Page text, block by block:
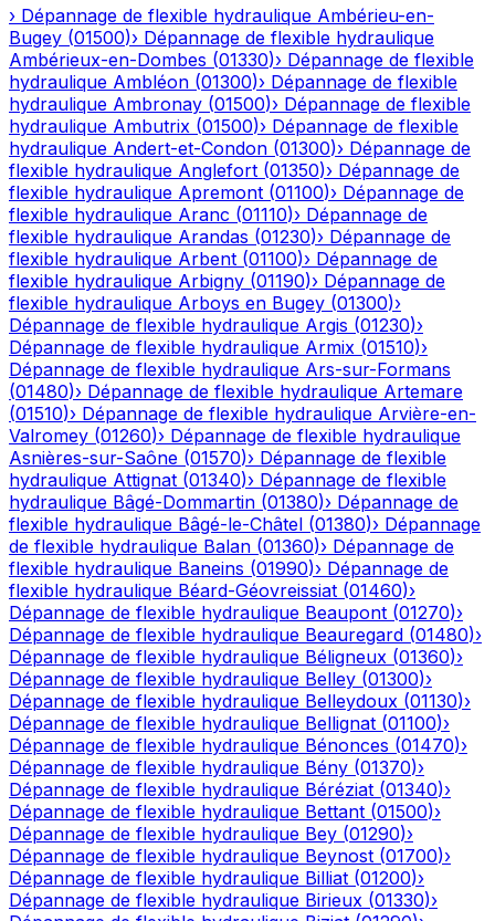
› Dépannage de flexible hydraulique Ambérieu-en-
Bugey (01500)› Dépannage de flexible hydraulique
Ambérieux-en-Dombes (01330)› Dépannage de flexible
hydraulique Ambléon (01300)› Dépannage de flexible
hydraulique Ambronay (01500)› Dépannage de flexible
hydraulique Ambutrix (01500)› Dépannage de flexible
hydraulique Andert-et-Condon (01300)› Dépannage de
flexible hydraulique Anglefort (01350)› Dépannage de
flexible hydraulique Apremont (01100)› Dépannage de
flexible hydraulique Aranc (01110)› Dépannage de
flexible hydraulique Arandas (01230)› Dépannage de
flexible hydraulique Arbent (01100)› Dépannage de
flexible hydraulique Arbigny (01190)› Dépannage de
flexible hydraulique Arboys en Bugey (01300)›
Dépannage de flexible hydraulique Argis (01230)›
Dépannage de flexible hydraulique Armix (01510)›
Dépannage de flexible hydraulique Ars-sur-Formans
(01480)› Dépannage de flexible hydraulique Artemare
(01510)› Dépannage de flexible hydraulique Arvière-en-
Valromey (01260)› Dépannage de flexible hydraulique
Asnières-sur-Saône (01570)› Dépannage de flexible
hydraulique Attignat (01340)› Dépannage de flexible
hydraulique Bâgé-Dommartin (01380)› Dépannage de
flexible hydraulique Bâgé-le-Châtel (01380)› Dépannage
de flexible hydraulique Balan (01360)› Dépannage de
flexible hydraulique Baneins (01990)› Dépannage de
flexible hydraulique Béard-Géovreissiat (01460)›
Dépannage de flexible hydraulique Beaupont (01270)›
Dépannage de flexible hydraulique Beauregard (01480)›
Dépannage de flexible hydraulique Béligneux (01360)›
Dépannage de flexible hydraulique Belley (01300)›
Dépannage de flexible hydraulique Belleydoux (01130)›
Dépannage de flexible hydraulique Bellignat (01100)›
Dépannage de flexible hydraulique Bénonces (01470)›
Dépannage de flexible hydraulique Bény (01370)›
Dépannage de flexible hydraulique Béréziat (01340)›
Dépannage de flexible hydraulique Bettant (01500)›
Dépannage de flexible hydraulique Bey (01290)›
Dépannage de flexible hydraulique Beynost (01700)›
Dépannage de flexible hydraulique Billiat (01200)›
Dépannage de flexible hydraulique Birieux (01330)›